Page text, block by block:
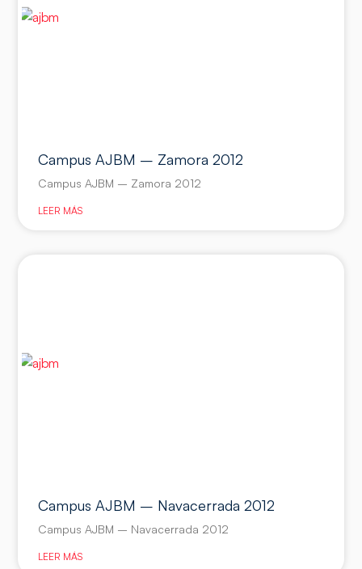
Campus AJBM – Zamora 2012
Campus AJBM – Zamora 2012
LEER MÁS
Campus AJBM – Navacerrada 2012
Campus AJBM – Navacerrada 2012
LEER MÁS